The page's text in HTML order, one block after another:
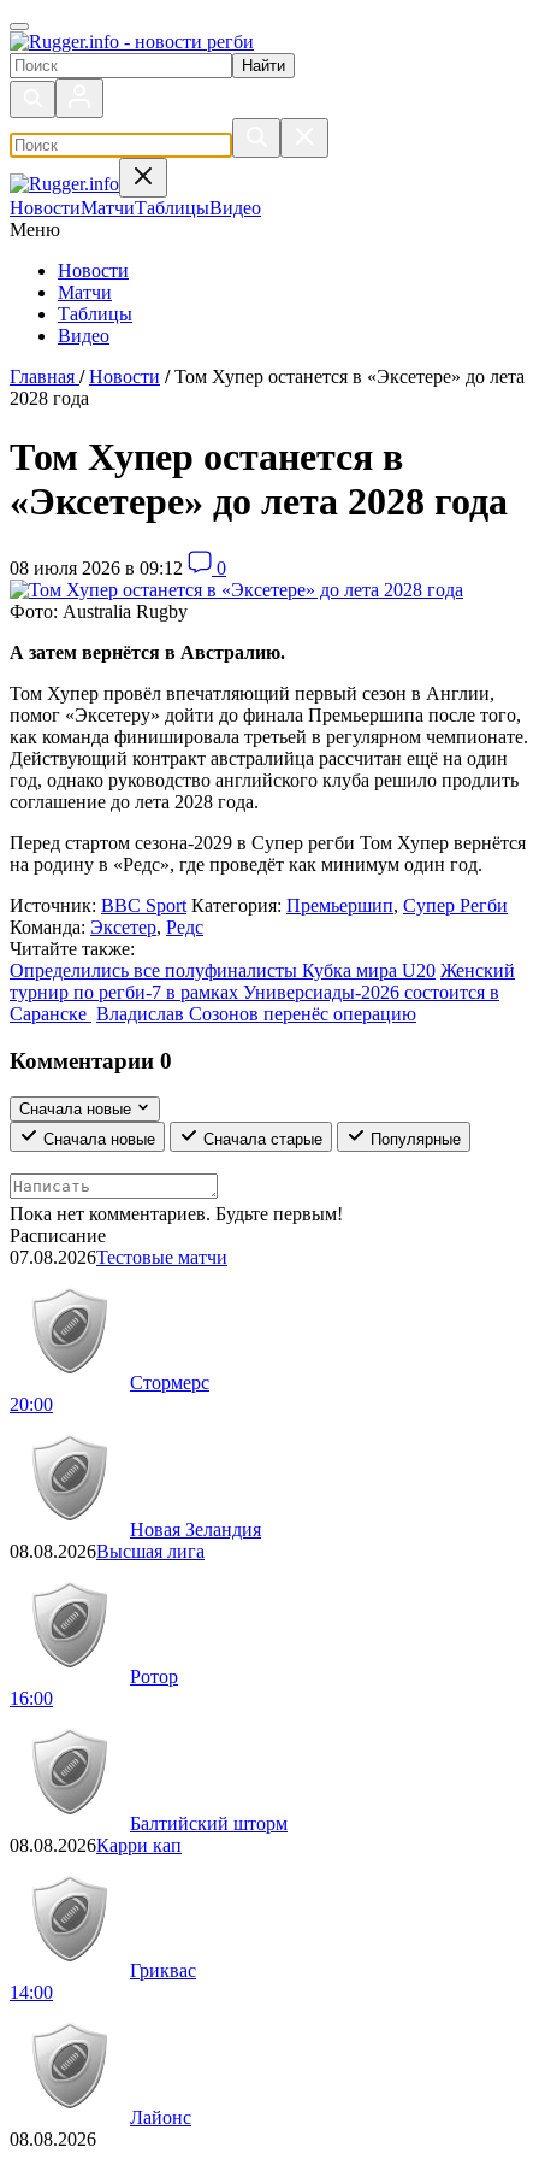
Поиск по сайту
НовостиМатчиТаблицыВидео
Меню
Новости
Матчи
Таблицы
Видео
Главная / Новости / Том Хупер останется в «Эксетере» до лета
2028 года
Том Хупер останется в
«Эксетере» до лета 2028 года
08 июля 2026 в 09:12 0
Фото: Australia Rugby
А затем вернётся в Австралию.
Том Хупер провёл впечатляющий первый сезон в Англии,
помог «Эксетеру» дойти до финала Премьершипа после того,
как команда финишировала третьей в регулярном чемпионате.
Действующий контракт австралийца рассчитан ещё на один
год, однако руководство английского клуба решило продлить
соглашение до лета 2028 года.
Перед стартом сезона-2029 в Супер регби Том Хупер вернётся
на родину в «Редс», где проведёт как минимум один год.
Источник: BBC Sport Категория: Премьершип, Супер Регби
Команда: Эксетер, Редс
Читайте также:
Определились все полуфиналисты Кубка мира U20 Женский
турнир по регби-7 в рамках Универсиады-2026 состоится в
Саранске Владислав Созонов перенёс операцию
Комментарии 0
Сначала новые
Сначала новые
Сначала старые Популярные
Пока нет комментариев. Будьте первым!
Расписание
07.08.2026Тестовые матчи
Стормерс
20:00
Новая Зеландия
08.08.2026Высшая лига
Ротор
16:00
Балтийский шторм
08.08.2026Карри кап
Гриквас
14:00
Лайонс
08.08.2026